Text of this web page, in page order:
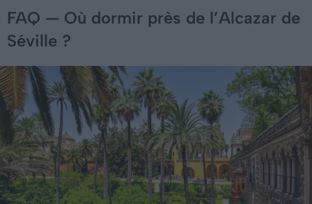
FAQ — Où dormir près de l’Alcazar de
Séville ?